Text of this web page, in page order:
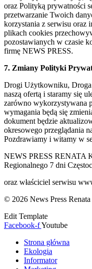
oraz Polityką prywatności
przetwarzanie Twoich
korzystania z serwisu oraz
plikach cookies
pozostawianych w czasie
firmę NEWS PRESS.
7. Zmiany Polityki
Drogi Użytkowniku,
naszą ofertą i staramy się
zarówno wykorzystywana
wymagania będą się
dokument będzie
okresowego przeglądania
Pozdrawiamy i witamy w
NEWS PRESS RENATA
Regionalnego 7 dni
oraz właściciel serwisu
© 2026 News Press
Edit Template
Facebook-fYoutube
Strona główna
Ekologia
Informator